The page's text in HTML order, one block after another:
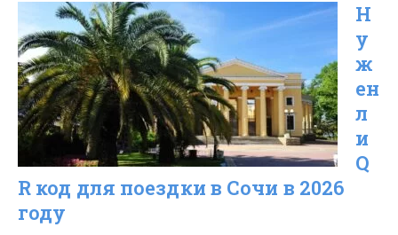
в
Крым
в
2026
году
Н
у
ж
ен
л
и
Q
R код для поездки в Сочи в 2026
году